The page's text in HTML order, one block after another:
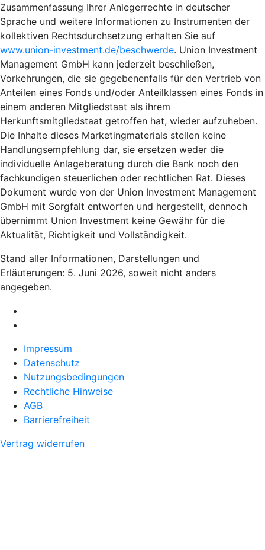
Zusammenfassung Ihrer Anlegerrechte in deutscher
Sprache und weitere Informationen zu Instrumenten der
kollektiven Rechtsdurchsetzung erhalten Sie auf
www.union-investment.de/beschwerde. Union Investment
Management GmbH kann jederzeit beschließen,
Vorkehrungen, die sie gegebenenfalls für den Vertrieb von
Anteilen eines Fonds und/oder Anteilklassen eines Fonds in
einem anderen Mitgliedstaat als ihrem
Herkunftsmitgliedstaat getroffen hat, wieder aufzuheben.
Die Inhalte dieses Marketingmaterials stellen keine
Handlungsempfehlung dar, sie ersetzen weder die
individuelle Anlageberatung durch die Bank noch den
fachkundigen steuerlichen oder rechtlichen Rat. Dieses
Dokument wurde von der Union Investment Management
GmbH mit Sorgfalt entworfen und hergestellt, dennoch
übernimmt Union Investment keine Gewähr für die
Aktualität, Richtigkeit und Vollständigkeit.
Stand aller Informationen, Darstellungen und
Erläuterungen: 5. Juni 2026, soweit nicht anders
angegeben.
Impressum
Datenschutz
Nutzungsbedingungen
Rechtliche Hinweise
AGB
Barrierefreiheit
Vertrag widerrufen